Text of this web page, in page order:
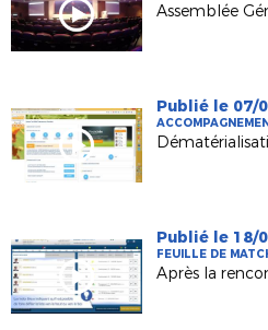
Publié le 07/
Publié le 18/
FEUILLE DE
Après la